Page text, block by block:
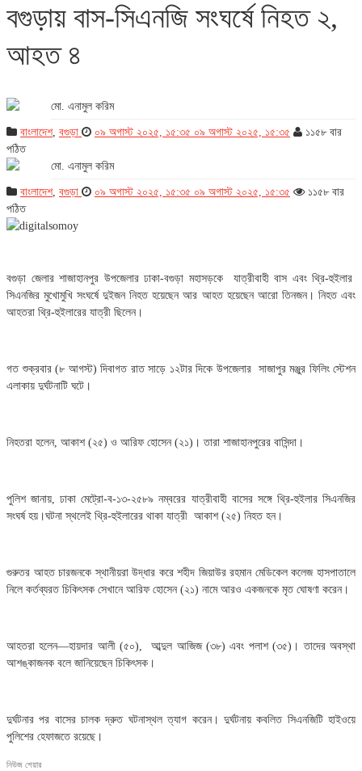
বগুড়ায় বাস-সিএনজি সংঘর্ষে নিহত ২,
আহত ৪
মো. এনামুল করিম
বাংলাদেশ, বগুড়া ০৯ অগাস্ট ২০২৫, ১৫:৩৫ ০৯ অগাস্ট ২০২৫, ১৫:৩৫
১১৫৮ বার
পঠিত
মো. এনামুল করিম
বাংলাদেশ, বগুড়া ০৯ অগাস্ট ২০২৫, ১৫:৩৫ ০৯ অগাস্ট ২০২৫, ১৫:৩৫
১১৫৮ বার
পঠিত
বগুড়া জেলার শাজাহানপুর উপজেলার ঢাকা-বগুড়া মহাসড়কে যাত্রীবাহী বাস এবং থ্রি-হুইলার
সিএনজির মুখোমুখি সংঘর্ষে দুইজন নিহত হয়েছেন আর আহত হয়েছেন আরো তিনজন। নিহত এবং
আহতরা থ্রি-হুইলারের যাত্রী ছিলেন।
গত শুক্রবার (৮ আগস্ট) দিবাগত রাত সাড়ে ১২টার দিকে উপজেলার সাজাপুর মঞ্জুর ফিলিং স্টেশন
এলাকায় দুর্ঘটনাটি ঘটে।
নিহতরা হলেন, আকাশ (২৫) ও আরিফ হোসেন (২১)। তারা শাজাহানপুরের বাসিন্দা।
পুলিশ জানায়, ঢাকা মেট্রো-ব-১৩-২৫৮৯ নম্বরের যাত্রীবাহী বাসের সঙ্গে থ্রি-হুইলার সিএনজির
সংঘর্ষ হয়।ঘটনা স্থলেই থ্রি-হুইলারের থাকা যাত্রী আকাশ (২৫) নিহত হন।
গুরুতর আহত চারজনকে স্থানীয়রা উদ্ধার করে শহীদ জিয়াউর রহমান মেডিকেল কলেজ হাসপাতালে
নিলে কর্তব্যরত চিকিৎসক সেখানে আরিফ হোসেন (২১) নামে আরও একজনকে মৃত ঘোষণা করেন।
আহতরা হলেন—হায়দার আলী (৫০), আব্দুল আজিজ (৩৮) এবং পলাশ (৩৫)। তাদের অবস্থা
আশঙ্কাজনক বলে জানিয়েছেন চিকিৎসক।
দুর্ঘটনার পর বাসের চালক দ্রুত ঘটনাস্থল ত্যাগ করেন। দুর্ঘটনায় কবলিত সিএনজিটি হাইওয়ে
পুলিশের হেফাজতে রয়েছে।
নিউজ শেয়ার